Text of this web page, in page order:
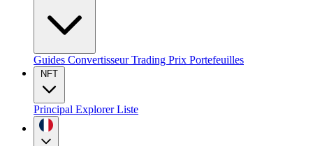
Guides ConvertisseurTrading Prix Portefeuilles
NFT
Principal ExplorerListe